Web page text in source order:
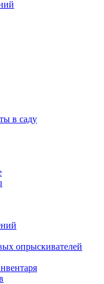
в саду
опрыскивателей